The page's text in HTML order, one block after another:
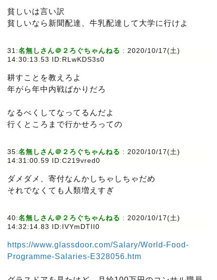
貧しいは言い訳
貧しいなら新聞配達、牛乳配達して大学に行けよ
31:名無しさん＠２ろぐちゃんねる : 2020/10/17(土)
14:30:13.53 ID:RLwKDS3s0
耕すことを教えろよ
年がら年中内戦ばかりだろ
なるべくしてなってるんだよ
行くところまで行かせろっての
35:名無しさん＠２ろぐちゃんねる : 2020/10/17(土)
14:31:00.59 ID:C219vred0
ダメダメ、寄付なんかしちゃしちゃだめ
それでなくても人類増えすぎ
40:名無しさん＠２ろぐちゃんねる : 2020/10/17(土)
14:32:14.83 ID:IVYmDTII0
https://www.glassdoor.com/Salary/World-Food-
Programme-Salaries-E328056.htm